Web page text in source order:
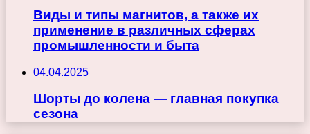
Виды и типы магнитов, а также их
применение в различных сферах
промышленности и быта
04.04.2025
Шорты до колена — главная покупка
сезона